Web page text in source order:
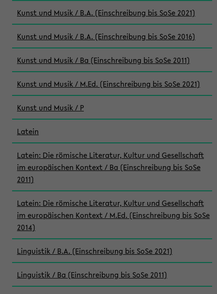
Kunst und Musik / B.A. (Einschreibung bis SoSe 2021)
Kunst und Musik / B.A. (Einschreibung bis SoSe 2016)
Kunst und Musik / Ba (Einschreibung bis SoSe 2011)
Kunst und Musik / M.Ed. (Einschreibung bis SoSe 2021)
Kunst und Musik / P
Latein
Latein: Die römische Literatur, Kultur und Gesellschaft
im europäischen Kontext / Ba (Einschreibung bis SoSe
2011)
Latein: Die römische Literatur, Kultur und Gesellschaft
im europäischen Kontext / M.Ed. (Einschreibung bis SoSe
2014)
Linguistik / B.A. (Einschreibung bis SoSe 2021)
Linguistik / Ba (Einschreibung bis SoSe 2011)